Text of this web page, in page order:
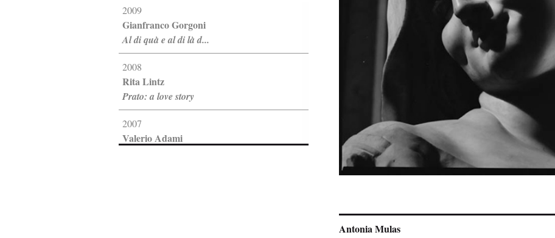
2009
Gianfranco Gorgoni
Al di quà e al di là d...
2008
Rita Lintz
Prato: a love story
2007
Valerio Adami
Antonia Mulas